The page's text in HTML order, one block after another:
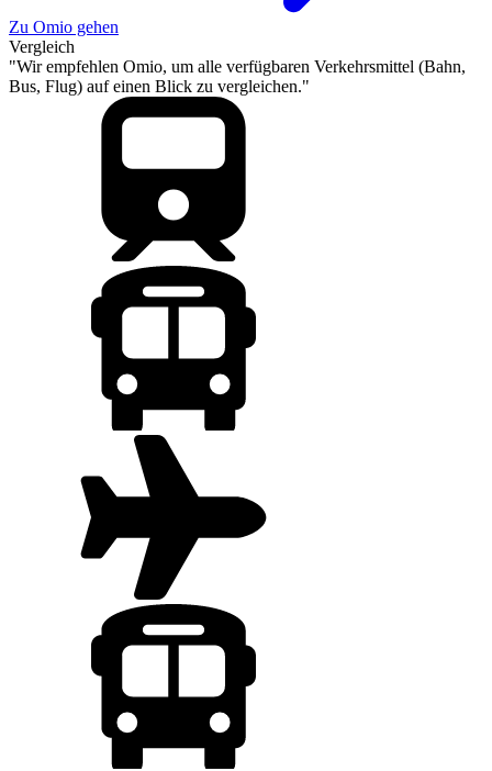
Zu Omio gehen
Vergleich
"Wir empfehlen Omio, um alle verfügbaren Verkehrsmittel (Bahn,
Bus, Flug) auf einen Blick zu vergleichen."